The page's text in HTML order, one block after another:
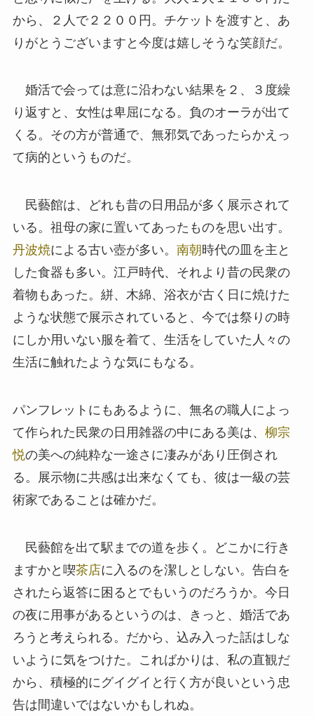
から、２人で２２００円。チケットを渡すと、あ
りがとうございますと今度は嬉しそうな笑顔だ。
婚活で会っては意に沿わない結果を２、３度繰
り返すと、女性は卑屈になる。負のオーラが出て
くる。その方が普通で、無邪気であったらかえっ
て病的というものだ。
民藝館は、どれも昔の日用品が多く展示されて
いる。祖母の家に置いてあったものを思い出す。
丹波焼による古い壺が多い。 南朝時代の皿を主と
した食器も多い。江戸時代、それより昔の民衆の
着物もあった。絣、木綿、浴衣が古く日に焼けた
ような状態で展示されていると、今では祭りの時
にしか用いない服を着て、生活をしていた人々の
生活に触れたような気にもなる。
パンフレットにもあるように、無名の職人によっ
て作られた民衆の日用雑器の中にある美は、 柳宗
悦の美への純粋な一途さに凄みがあり圧倒され
る。展示物に共感は出来なくても、彼は一級の芸
術家であることは確かだ。
民藝館を出て駅までの道を歩く。どこかに行き
ますかと喫茶店に入るのを潔しとしない。告白を
されたら返答に困るとでもいうのだろうか。今日
の夜に用事があるというのは、きっと、婚活であ
ろうと考えられる。だから、込み入った話はしな
いように気をつけた。こればかりは、私の直観だ
から、積極的にグイグイと行く方が良いという忠
告は間違いではないかもしれぬ。